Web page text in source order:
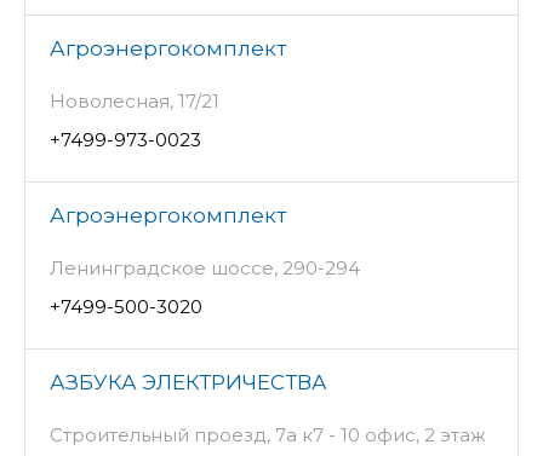
Агроэнергокомплект
Новолесная, 17/21
+7499-973-0023
Агроэнергокомплект
Ленинградское шоссе, 290-294
+7499-500-3020
АЗБУКА ЭЛЕКТРИЧЕСТВА
Строительный проезд, 7а к7 - 10 офис, 2 этаж